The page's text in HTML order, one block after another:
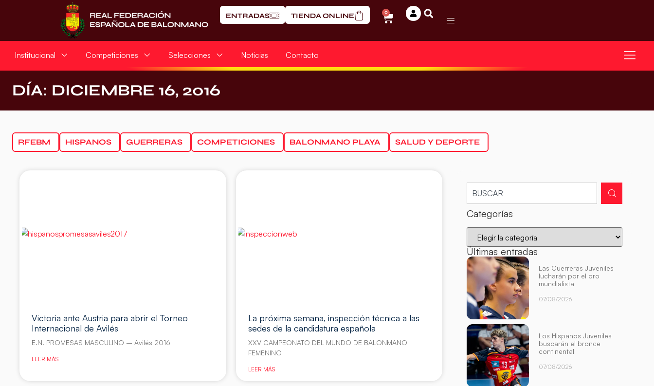
ENTRADAS TIENDA ONLINE 0
Institucional Competiciones Selecciones Noticias Contacto
DÍA: DICIEMBRE 16, 2016
RFEBM HISPANOS GUERRERAS COMPETICIONES BALONMANO PLAYA SALUD Y DEPORTE
Victoria ante Austria para abrir el Torneo
Internacional de Avilés
E.N. PROMESAS MASCULINO – Avilés 2016
LEER MÁS
La próxima semana, inspección técnica a las
sedes de la candidatura española
XXV CAMPEONATO DEL MUNDO DE BALONMANO
FEMENINO
LEER MÁS
Categorías
Últimas entradas
Las Guerreras Juveniles
lucharán por el oro
mundialista
07/08/2026
Los Hispanos Juveniles
buscarán el bronce
continental
07/08/2026